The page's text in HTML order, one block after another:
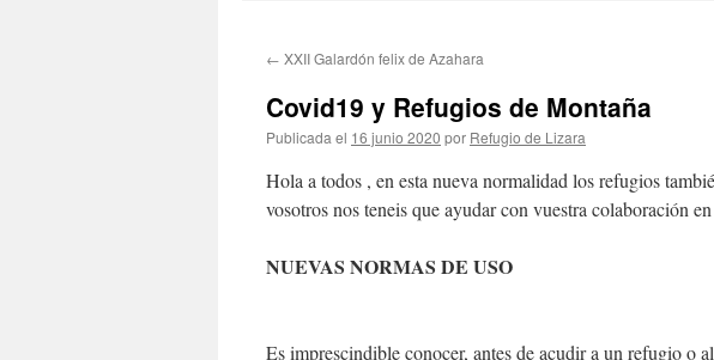
← XXII Galardón felix de Azahara
Covid19 y Refugios de Montaña
Publicada el 16 junio 2020 por Refugio de Lizara
Hola a todos , en esta nueva normalidad los refugios
vosotros nos teneis que ayudar con vuestra colaboración
NUEVAS NORMAS DE USO
Es imprescindible conocer, antes de acudir a un refugio o